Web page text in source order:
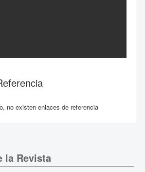
no existen enlaces de referencia
la Revista